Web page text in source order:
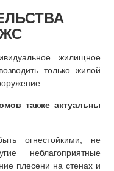
жилищное
только жилой
также актуальны
огнестойкими, не
неблагоприятные
плесени на стенах и